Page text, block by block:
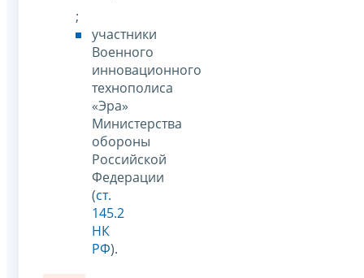
;
участники
Военного
инновационного
технополиса
«Эра»
Министерства
обороны
Российской
Федерации
(ст.
145.2
НК
РФ).